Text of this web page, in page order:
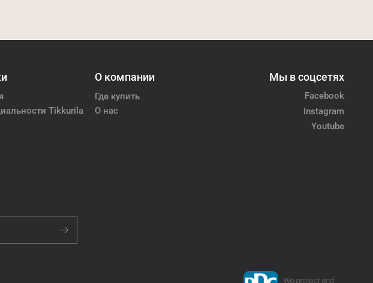
Tikkurila
О компании
Где купить
О нас
Мы в соцсетях
Facebook
Instagram
Youtube